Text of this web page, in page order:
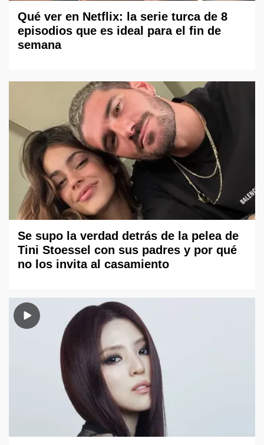
Qué ver en Netflix: la serie turca de 8
episodios que es ideal para el fin de
semana
Se supo la verdad detrás de la pelea de
Tini Stoessel con sus padres y por qué
no los invita al casamiento